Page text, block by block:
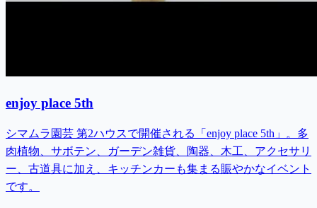
enjoy place 5th
シマムラ園芸 第2ハウスで開催される「enjoy place 5th」。多
肉植物、サボテン、ガーデン雑貨、陶器、木工、アクセサリ
ー、古道具に加え、キッチンカーも集まる賑やかなイベント
です。